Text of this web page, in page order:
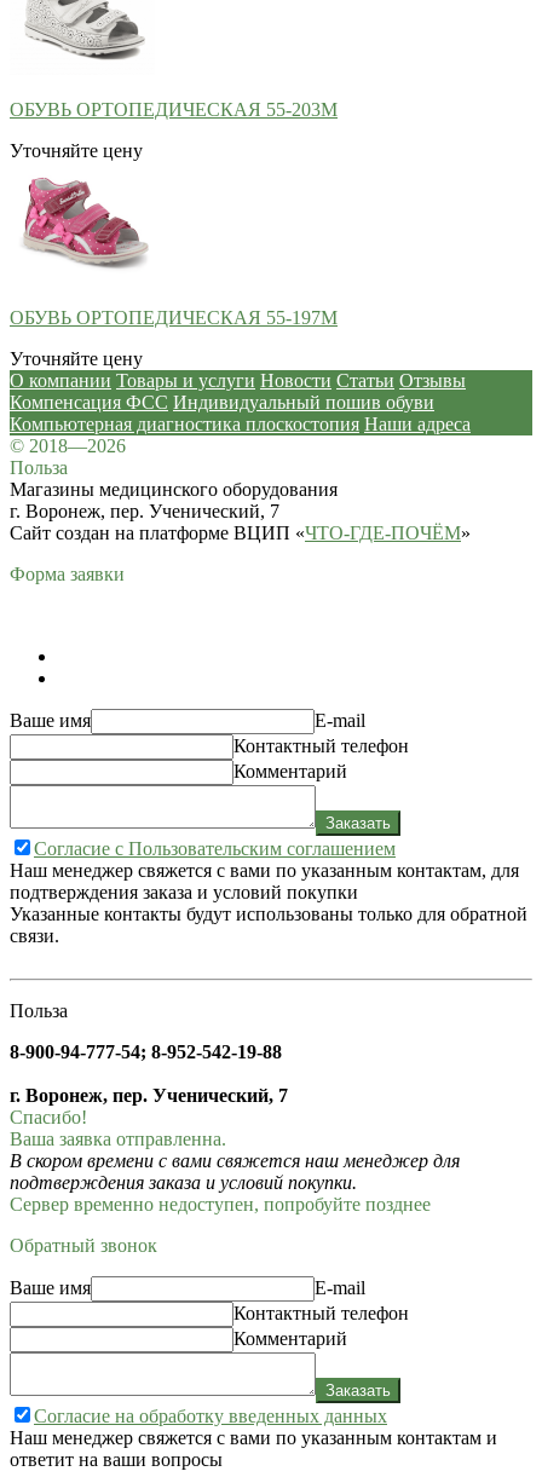
ОБУВЬ ОРТОПЕДИЧЕСКАЯ 55-203М
Уточняйте цену
ОБУВЬ ОРТОПЕДИЧЕСКАЯ 55-197М
Уточняйте цену
О компании Товары и услуги Новости Статьи Отзывы
Компенсация ФСС Индивидуальный пошив обуви
Компьютерная диагностика плоскостопия Наши адреса
© 2018—2026
Польза
Магазины медицинского оборудования
г. Воронеж, пер. Ученический, 7
Сайт создан на платформе ВЦИП «ЧТО-ГДЕ-ПОЧЁМ»
Форма заявки
Ваше имя
E-mail
Контактный телефон
Комментарий
Заказать
Согласие с Пользовательским соглашением
Наш менеджер свяжется с вами по указанным контактам, для
подтверждения заказа и условий покупки
Указанные контакты будут использованы только для обратной
связи.
Польза
8-900-94-777-54; 8-952-542-19-88
г. Воронеж, пер. Ученический, 7
Спасибо!
Ваша заявка отправленна.
В скором времени с вами свяжется наш менеджер для
подтверждения заказа и условий покупки.
Сервер временно недоступен, попробуйте позднее
Обратный звонок
Ваше имя
E-mail
Контактный телефон
Комментарий
Заказать
Согласие на обработку введенных данных
Наш менеджер свяжется с вами по указанным контактам и
ответит на ваши вопросы